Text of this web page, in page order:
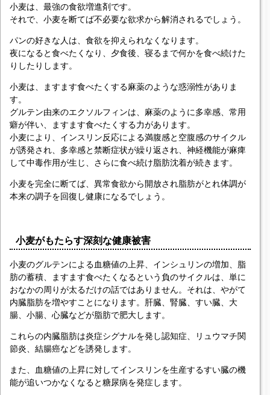
小麦は、最強の食欲増進剤です。
それで、小麦を断てば不必要な欲求から解消されるでしょう。
パンの好きな人は、食欲を抑えられなくなります。
夜になると食べたくなり、夕食後、寝るまで何かを食べ続けた
りしたりします。
小麦は、ますます食べたくする麻薬のような惑溺性がありま
す。
グルテン由来のエクソルフィンは、麻薬のように多幸感、常用
癖が伴い、ますます食べたくする力があります。
小麦により、インスリン反応による満腹感と空腹感のサイクル
が誘発され、多幸感と禁断症状が繰り返され、神経機能が麻痺
して中毒作用が生じ、さらに食べ続け脂肪沈着が続きます。
小麦を完全に断てば、異常食欲から開放され脂肪がとれ体調が
本来の調子を回復し健康になるでしょう。
小麦がもたらす深刻な健康被害
小麦のグルテンによる血糖値の上昇、インシュリンの増加、脂
肪の蓄積、ますます食べたくなるという負のサイクルは、単に
おなかの周りが太るだけの話ではありません。それは、やがて
内臓脂肪を増やすことになります。肝臓、腎臓、すい臓、大
腸、小腸、心臓などが脂肪で肥大します。
これらの内臓脂肪は炎症シグナルを発し認知症、リュウマチ関
節炎、結腸癌などを誘発します。
また、血糖値の上昇に対してインスリンを生産するすい臓の機
能が追いつかなくなると糖尿病を発症します。